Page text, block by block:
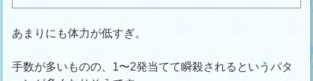
あまりにも体力が低すぎ。
手数が多いものの、1〜2発当てて瞬殺されるというパタ